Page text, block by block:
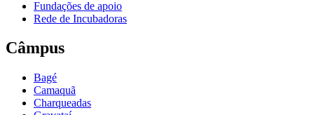
Fundações de apoio
Rede de Incubadoras
Câmpus
Bagé
Camaquã
Charqueadas